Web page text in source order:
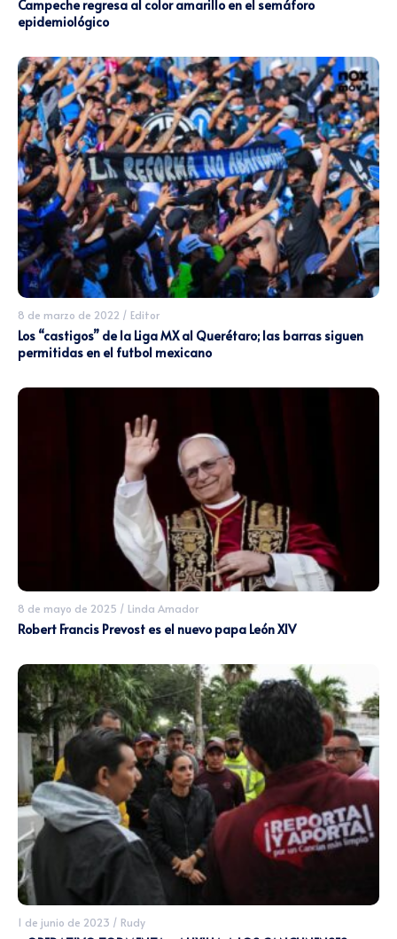
Campeche regresa al color amarillo en el semáforo
epidemiológico
8 de marzo de 2022 / Editor
Los “castigos” de la Liga MX al Querétaro; las barras siguen
permitidas en el futbol mexicano
8 de mayo de 2025 / Linda Amador
Robert Francis Prevost es el nuevo papa León XIV
1 de junio de 2023 / Rudy